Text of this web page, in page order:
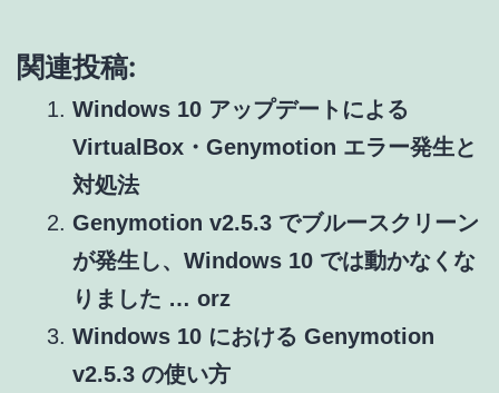
関連投稿:
Windows 10 アップデートによる
VirtualBox・Genymotion エラー発生と
対処法
Genymotion v2.5.3 でブルースクリーン
が発生し、Windows 10 では動かなくな
りました … orz
Windows 10 における Genymotion
v2.5.3 の使い方